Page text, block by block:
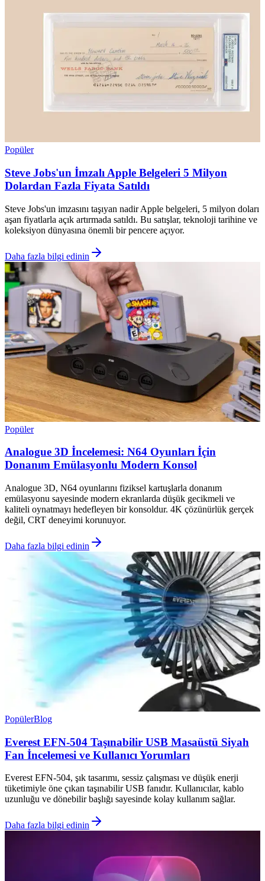
Popüler
Steve Jobs'un İmzalı Apple Belgeleri 5 Milyon
Dolardan Fazla Fiyata Satıldı
Steve Jobs'un imzasını taşıyan nadir Apple belgeleri, 5 milyon doları
aşan fiyatlarla açık artırmada satıldı. Bu satışlar, teknoloji tarihine ve
koleksiyon dünyasına önemli bir pencere açıyor.
Daha fazla bilgi edinin
Popüler
Analogue 3D İncelemesi: N64 Oyunları İçin
Donanım Emülasyonlu Modern Konsol
Analogue 3D, N64 oyunlarını fiziksel kartuşlarla donanım
emülasyonu sayesinde modern ekranlarda düşük gecikmeli ve
kaliteli oynatmayı hedefleyen bir konsoldur. 4K çözünürlük gerçek
değil, CRT deneyimi korunuyor.
Daha fazla bilgi edinin
PopülerBlog
Everest EFN-504 Taşınabilir USB Masaüstü Siyah
Fan İncelemesi ve Kullanıcı Yorumları
Everest EFN-504, şık tasarımı, sessiz çalışması ve düşük enerji
tüketimiyle öne çıkan taşınabilir USB fanıdır. Kullanıcılar, kablo
uzunluğu ve dönebilir başlığı sayesinde kolay kullanım sağlar.
Daha fazla bilgi edinin